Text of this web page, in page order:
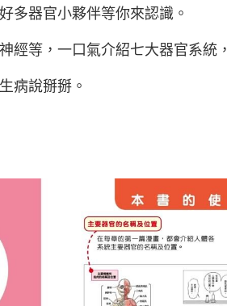
多器官小夥伴等你來認識。
經等，一口氣介紹七大器官系統，
病說掰掰。